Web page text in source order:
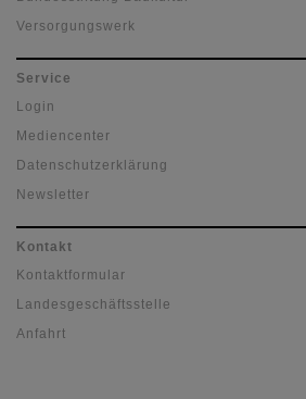
Versorgungswerk
Service
Login
Mediencenter
Datenschutzerklärung
Newsletter
Kontakt
Kontaktformular
Landesgeschäftsstelle
Anfahrt